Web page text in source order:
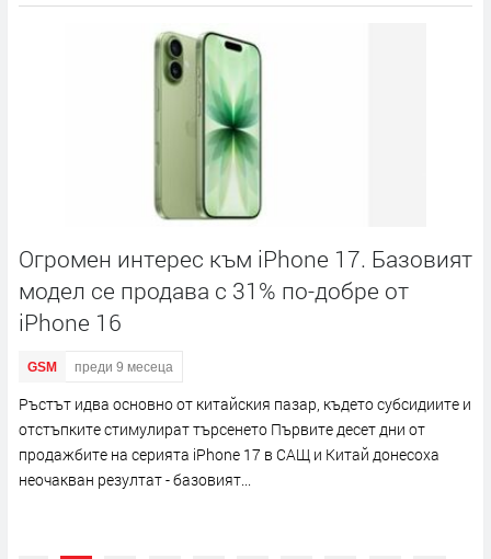
Огромен интерес към iPhone 17. Базовият
модел се продава с 31% по-добре от
iPhone 16
GSM преди 9 месеца
Ръстът идва основно от китайския пазар, където субсидиите и
отстъпките стимулират търсенето Първите десет дни от
продажбите на серията iPhone 17 в САЩ и Китай донесоха
неочакван резултат - базовият...